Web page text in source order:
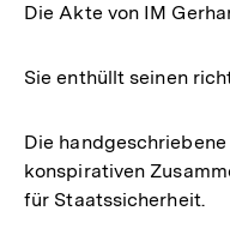
Die Akte von IM
Sie enthüllt seinen
Die
konspirativen
für Staatssicherheit.